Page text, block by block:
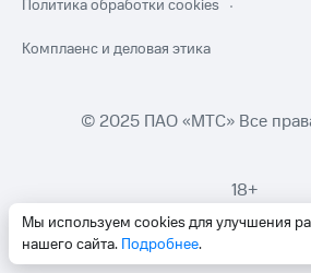
Мы используем cookies для улучшения
нашего сайта. Подробнее.
Политика обработки cookies
Комплаенс и деловая этика
© 2025 ПАО «МТС» Все
18+